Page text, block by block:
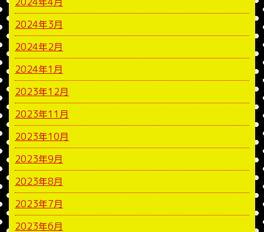
2024年3月
2024年2月
2024年1月
2023年12月
2023年11月
2023年10月
2023年9月
2023年8月
2023年7月
2023年6月